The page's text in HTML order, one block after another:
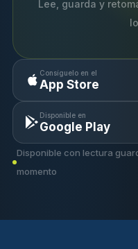
Lee, guarda y
Consíguelo en el
App Store
Disponible en
Google Play
Disponible con lectura
momento